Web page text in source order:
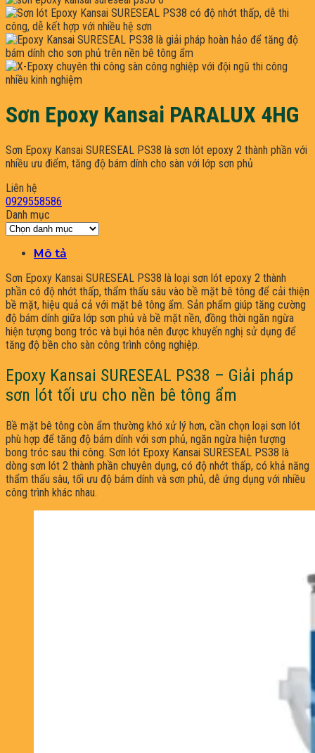
Sơn Epoxy Kansai PARALUX 4HG
Sơn Epoxy Kansai SURESEAL PS38 là sơn lót epoxy 2 thành phần với
nhiều ưu điểm, tăng độ bám dính cho sàn với lớp sơn phủ
Liên hệ
0929558586
Danh mục
Danh
Mô tả
Sơn Epoxy Kansai SURESEAL PS38 là loại sơn lót epoxy 2 thành
phần có độ nhớt thấp, thẩm thấu sâu vào bề mặt bê tông để cải thiện
bề mặt, hiệu quả cả với mặt bê tông ẩm. Sản phẩm giúp tăng cường
độ bám dính giữa lớp sơn phủ và bề mặt nền, đồng thời ngăn ngừa
hiện tượng bong tróc và bụi hóa nên được khuyến nghị sử dụng để
tăng độ bền cho sàn công trình công nghiệp.
Epoxy Kansai SURESEAL PS38 – Giải pháp
sơn lót tối ưu cho nền bê tông ẩm
Bề mặt bê tông còn ẩm thường khó xử lý hơn, cần chọn loại sơn lót
phù hợp để tăng độ bám dính với sơn phủ, ngăn ngừa hiện tượng
bong tróc sau thi công. Sơn lót Epoxy Kansai SURESEAL PS38 là
dòng sơn lót 2 thành phần chuyên dụng, có độ nhớt thấp, có khả năng
thẩm thấu sâu, tối ưu độ bám dính và sơn phủ, dễ ứng dụng với nhiều
công trình khác nhau.